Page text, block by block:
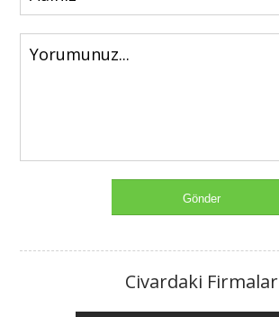
Civardaki Firmalar